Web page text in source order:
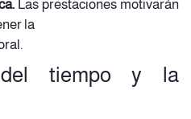
Las prestaciones motivarán
la
tiempo y la